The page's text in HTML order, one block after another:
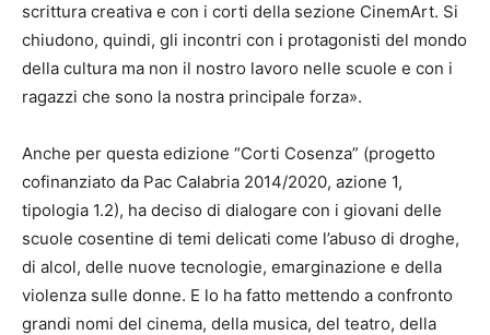
scrittura creativa e con i corti della sezione CinemArt. Si
chiudono, quindi, gli incontri con i protagonisti del mondo
della cultura ma non il nostro lavoro nelle scuole e con i
ragazzi che sono la nostra principale forza».
Anche per questa edizione “Corti Cosenza” (progetto
cofinanziato da Pac Calabria 2014/2020, azione 1,
tipologia 1.2), ha deciso di dialogare con i giovani delle
scuole cosentine di temi delicati come l’abuso di droghe,
di alcol, delle nuove tecnologie, emarginazione e della
violenza sulle donne. E lo ha fatto mettendo a confronto
grandi nomi del cinema, della musica, del teatro, della